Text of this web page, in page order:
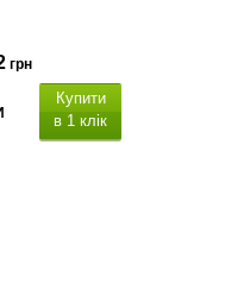
грн
Купити
в 1 клік